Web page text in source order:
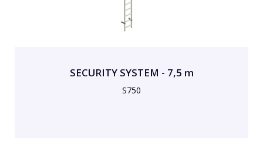
SECURITY SYSTEM - 7,5 m
S750